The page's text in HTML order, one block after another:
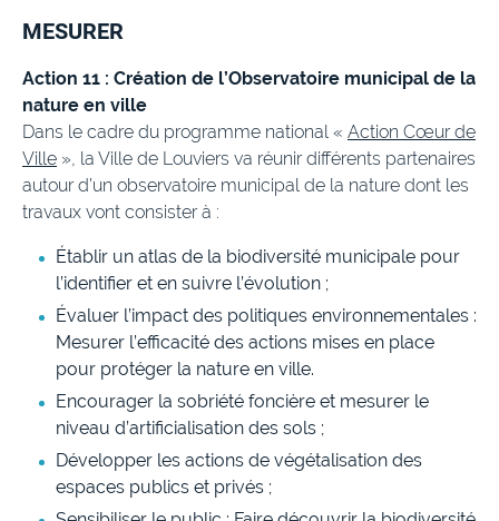
MESURER
Action 11 : Création de l’Observatoire municipal de la
nature en ville
Dans le cadre du programme national « Action Cœur de
Ville », la Ville de Louviers va réunir différents partenaires
autour d’un observatoire municipal de la nature dont les
travaux vont consister à :
Établir un atlas de la biodiversité municipale pour
l’identifier et en suivre l’évolution ;
Évaluer l’impact des politiques environnementales :
Mesurer l’efficacité des actions mises en place
pour protéger la nature en ville.
Encourager la sobriété foncière et mesurer le
niveau d’artificialisation des sols ;
Développer les actions de végétalisation des
espaces publics et privés ;